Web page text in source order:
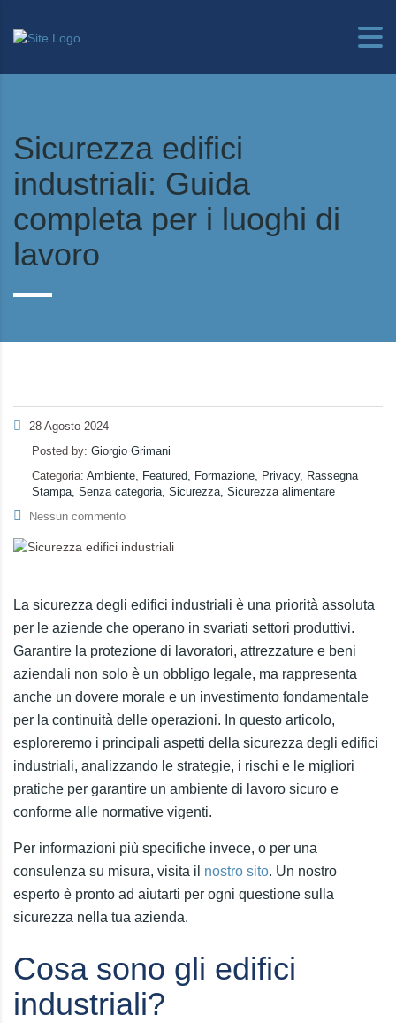
Sicurezza edifici
industriali: Guida
completa per i luoghi di
lavoro
28 Agosto 2024
Posted by: Giorgio Grimani
Categoria: Ambiente, Featured, Formazione, Privacy, Rassegna
Stampa, Senza categoria, Sicurezza, Sicurezza alimentare
Nessun commento
La sicurezza degli edifici industriali è una priorità assoluta
per le aziende che operano in svariati settori produttivi.
Garantire la protezione di lavoratori, attrezzature e beni
aziendali non solo è un obbligo legale, ma rappresenta
anche un dovere morale e un investimento fondamentale
per la continuità delle operazioni. In questo articolo,
esploreremo i principali aspetti della sicurezza degli edifici
industriali, analizzando le strategie, i rischi e le migliori
pratiche per garantire un ambiente di lavoro sicuro e
conforme alle normative vigenti.
Per informazioni più specifiche invece, o per una
consulenza su misura, visita il nostro sito. Un nostro
esperto è pronto ad aiutarti per ogni questione sulla
sicurezza nella tua azienda.
Cosa sono gli edifici
industriali?